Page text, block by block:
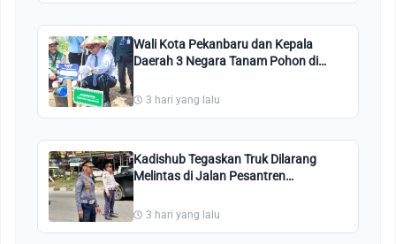
Wali Kota Pekanbaru dan Kepala
Daerah 3 Negara Tanam Pohon di
3 hari yang lalu
Kadishub Tegaskan Truk Dilarang
Melintas di Jalan Pesantren
Balik!
3 hari yang lalu